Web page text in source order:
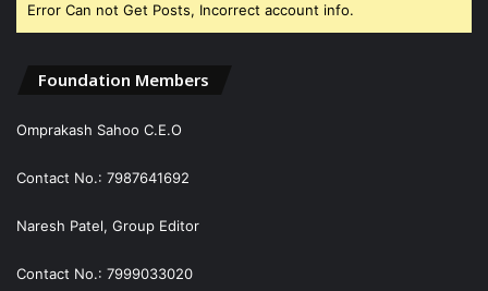
Error Can not Get Posts, Incorrect account info.
Foundation Members
Omprakash Sahoo C.E.O
Contact No.: 7987641692
Naresh Patel, Group Editor
Contact No.: 7999033020